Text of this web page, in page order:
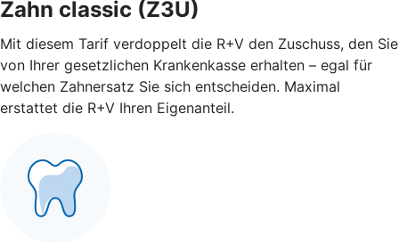
Zahn classic (Z3U)
Mit diesem Tarif verdoppelt die R+V den Zuschuss, den Sie
von Ihrer gesetzlichen Krankenkasse erhalten – egal für
welchen Zahnersatz Sie sich entscheiden. Maximal
erstattet die R+V Ihren Eigenanteil.